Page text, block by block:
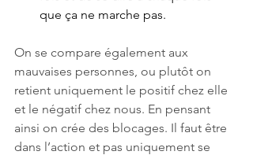
que ça ne marche pas.
On se compare également aux
mauvaises personnes, ou plutôt on
retient uniquement le positif chez elle
et le négatif chez nous. En pensant
ainsi on crée des blocages. Il faut être
dans l’action et pas uniquement se